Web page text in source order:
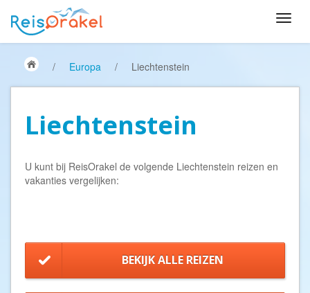
/ Europa / Liechtenstein
Liechtenstein
U kunt bij ReisOrakel de volgende Liechtenstein reizen en
vakanties vergelijken:
BEKIJK ALLE REIZEN